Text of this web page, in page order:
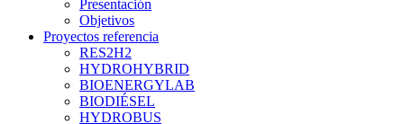
Presentación
Objetivos
Proyectos referencia
RES2H2
HYDROHYBRID
BIOENERGYLAB
BIODIÉSEL
HYDROBUS